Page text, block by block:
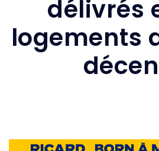
délivrés
logements